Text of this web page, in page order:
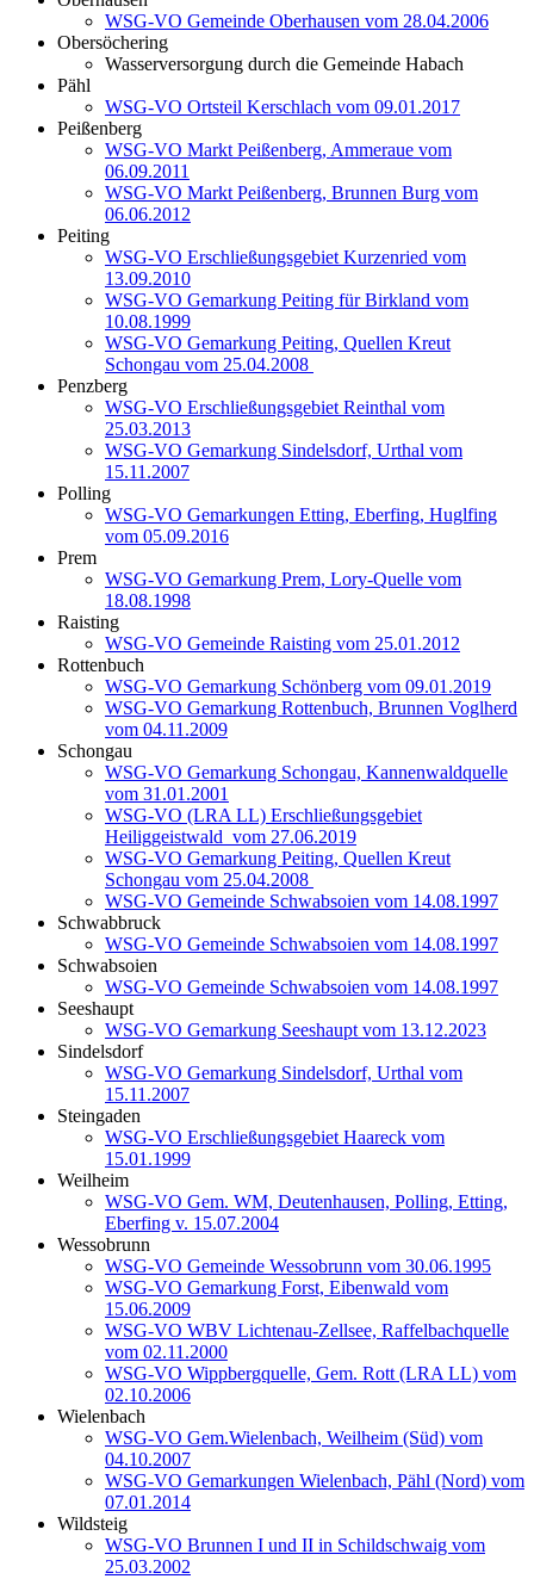
WSG-VO Gemeinde Oberhausen vom 28.04.2006
Obersöchering
Wasserversorgung durch die Gemeinde Habach
Pähl
WSG-VO Ortsteil Kerschlach vom 09.01.2017
Peißenberg
WSG-VO Markt Peißenberg, Ammeraue vom
06.09.2011
WSG-VO Markt Peißenberg, Brunnen Burg vom
06.06.2012
Peiting
WSG-VO Erschließungsgebiet Kurzenried vom
13.09.2010
WSG-VO Gemarkung Peiting für Birkland vom
10.08.1999
WSG-VO Gemarkung Peiting, Quellen Kreut
Schongau vom 25.04.2008
Penzberg
WSG-VO Erschließungsgebiet Reinthal vom
25.03.2013
WSG-VO Gemarkung Sindelsdorf, Urthal vom
15.11.2007
Polling
WSG-VO Gemarkungen Etting, Eberfing, Huglfing
vom 05.09.2016
Prem
WSG-VO Gemarkung Prem, Lory-Quelle vom
18.08.1998
Raisting
WSG-VO Gemeinde Raisting vom 25.01.2012
Rottenbuch
WSG-VO Gemarkung Schönberg vom 09.01.2019
WSG-VO Gemarkung Rottenbuch, Brunnen Voglherd
vom 04.11.2009
Schongau
WSG-VO Gemarkung Schongau, Kannenwaldquelle
vom 31.01.2001
WSG-VO (LRA LL) Erschließungsgebiet
Heiliggeistwald vom 27.06.2019
WSG-VO Gemarkung Peiting, Quellen Kreut
Schongau vom 25.04.2008
WSG-VO Gemeinde Schwabsoien vom 14.08.1997
Schwabbruck
WSG-VO Gemeinde Schwabsoien vom 14.08.1997
Schwabsoien
WSG-VO Gemeinde Schwabsoien vom 14.08.1997
Seeshaupt
WSG-VO Gemarkung Seeshaupt vom 13.12.2023
Sindelsdorf
WSG-VO Gemarkung Sindelsdorf, Urthal vom
15.11.2007
Steingaden
WSG-VO Erschließungsgebiet Haareck vom
15.01.1999
Weilheim
WSG-VO Gem. WM, Deutenhausen, Polling, Etting,
Eberfing v. 15.07.2004
Wessobrunn
WSG-VO Gemeinde Wessobrunn vom 30.06.1995
WSG-VO Gemarkung Forst, Eibenwald vom
15.06.2009
WSG-VO WBV Lichtenau-Zellsee, Raffelbachquelle
vom 02.11.2000
WSG-VO Wippbergquelle, Gem. Rott (LRA LL) vom
02.10.2006
Wielenbach
WSG-VO Gem.Wielenbach, Weilheim (Süd) vom
04.10.2007
WSG-VO Gemarkungen Wielenbach, Pähl (Nord) vom
07.01.2014
Wildsteig
WSG-VO Brunnen I und II in Schildschwaig vom
25.03.2002